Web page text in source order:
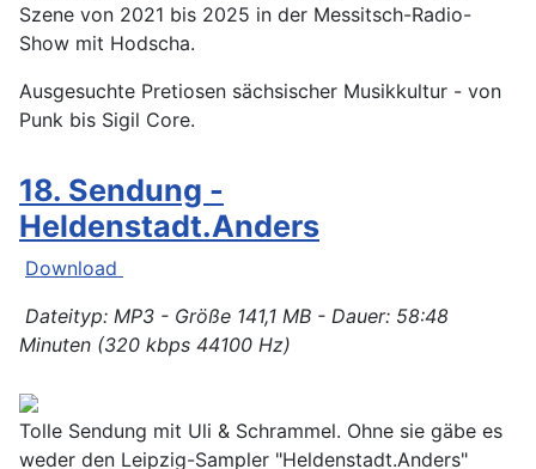
Szene von 2021 bis 2025 in der Messitsch-Radio-
Show mit Hodscha.
Ausgesuchte Pretiosen sächsischer Musikkultur - von
Punk bis Sigil Core.
18. Sendung -
Heldenstadt.Anders
Download
Dateityp: MP3 - Größe 141,1 MB - Dauer: 58:48
Minuten (320 kbps 44100 Hz)
Tolle Sendung mit Uli & Schrammel. Ohne sie gäbe es
weder den Leipzig-Sampler "Heldenstadt.Anders"